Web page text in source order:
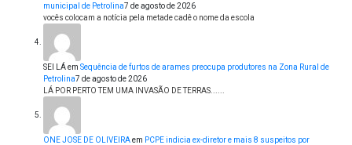
municipal de Petrolina7 de agosto de 2026
vocês colocam a notícia pela metade cadê o nome da escola
SEI LÁem Sequência de furtos de arames preocupa produtores na Zona Rural de
Petrolina7 de agosto de 2026
LÁ POR PERTO TEM UMA INVASÃO DE TERRAS......
ONE JOSE DE OLIVEIRAem PCPE indicia ex-diretor e mais 8 suspeitos por